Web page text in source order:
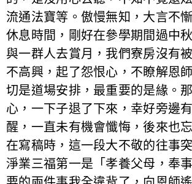
流通法寶等。傲慢無知，大言不
休息時間，剛好在參學期間過中
與一群人去賞月，我們寮房沒有
不高興，起了怨恨心，不瞭解恩
切是道場安排，最重要的是緣。
心，一下子退了下來，幸好旁邊
醒，一直未有機會懺悔，後來也
在寫稿時，這一段大不敬的往事
淨業三福第一是「孝養父母，奉